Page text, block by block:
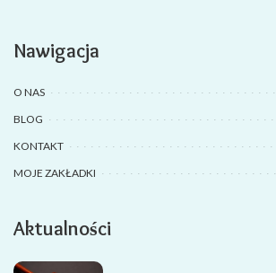
Nawigacja
O NAS
BLOG
KONTAKT
MOJE ZAKŁADKI
Aktualności